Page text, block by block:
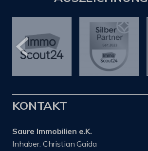
KONTAKT
Saure Immobilien e.K.
Inhaber: Christian Gaida